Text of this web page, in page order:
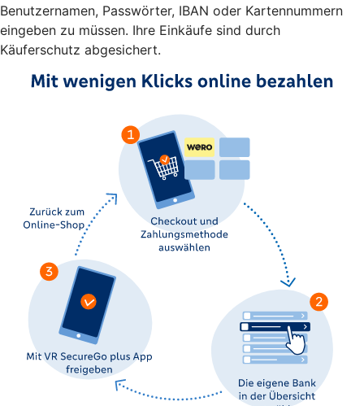
Benutzernamen, Passwörter, IBAN oder Kartennummern
eingeben zu müssen. Ihre Einkäufe sind durch
Käuferschutz abgesichert.